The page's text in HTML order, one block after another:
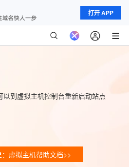
打开 APP
到虚拟主机控制台重新启动站点
虚拟主机帮助文档>>